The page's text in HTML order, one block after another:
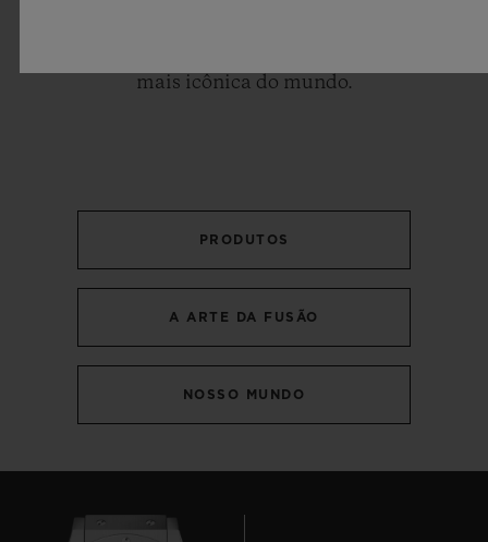
mais icônica do mundo.
PRODUTOS
A ARTE DA FUSÃO
NOSSO MUNDO